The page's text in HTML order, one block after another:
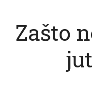
Zašto